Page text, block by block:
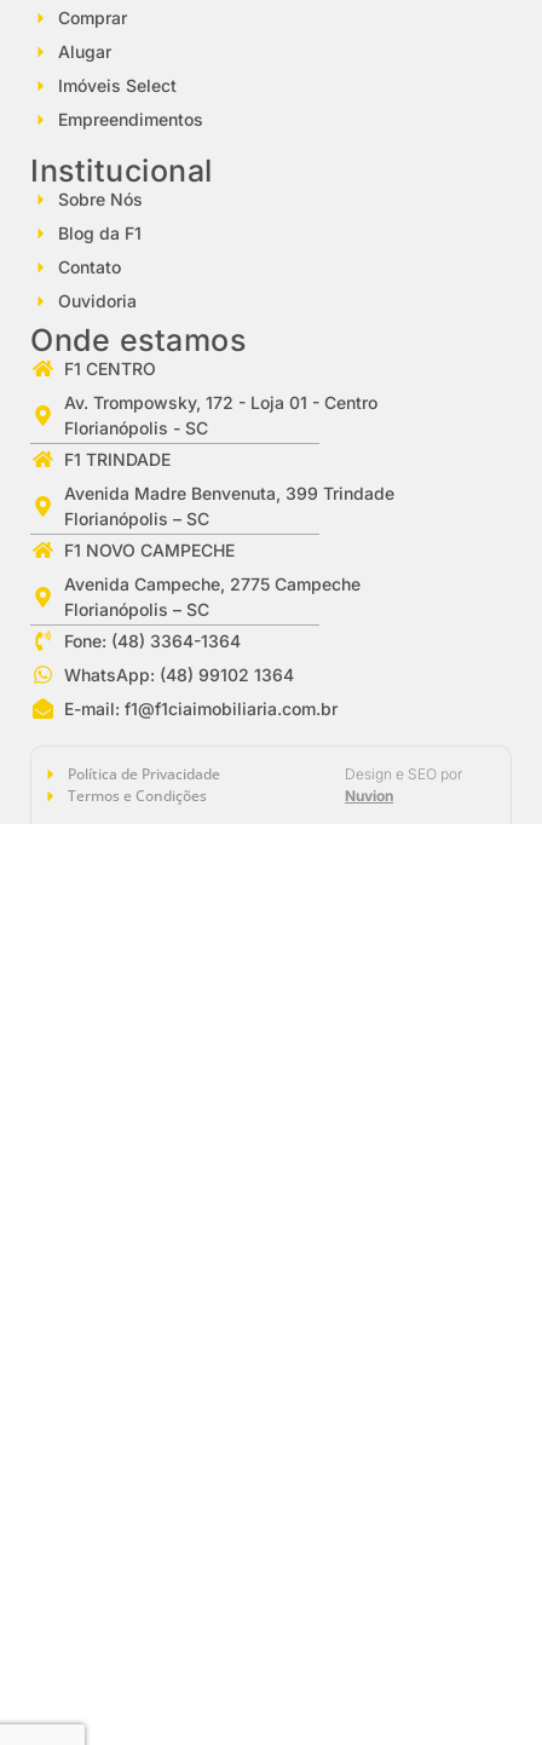
Comprar
Alugar
Imóveis Select
Empreendimentos
Institucional
Sobre Nós
Blog da F1
Contato
Ouvidoria
Onde estamos
F1 CENTRO
Av. Trompowsky, 172 - Loja 01 - Centro
Florianópolis - SC
F1 TRINDADE
Avenida Madre Benvenuta, 399 Trindade
Florianópolis – SC
F1 NOVO CAMPECHE
Avenida Campeche, 2775 Campeche
Florianópolis – SC
Fone: (48) 3364-1364
WhatsApp: (48) 99102 1364
E-mail:f1@f1ciaimobiliaria.com.br
Política de Privacidade
Termos e Condições
Design e SEO por
Nuvion